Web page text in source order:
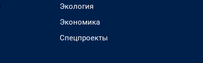
Экология
Экономика
Спецпроекты